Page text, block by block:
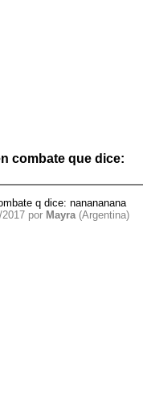
combate que dice:
q dice: nanananana
por Mayra (Argentina)